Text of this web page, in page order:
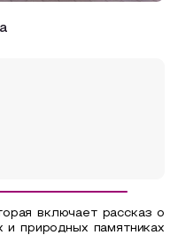
включает рассказ о
и природных памятниках